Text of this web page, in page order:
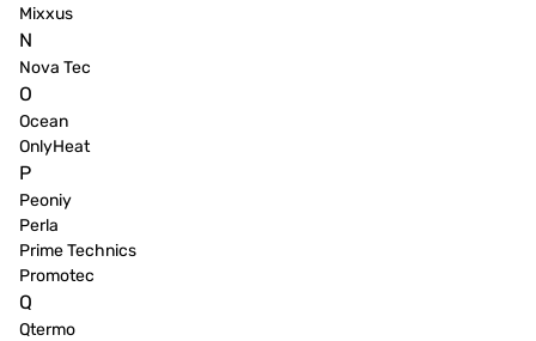
Mixxus
N
Nova Tec
O
Ocean
OnlyHeat
P
Peoniy
Perla
Prime Technics
Promotec
Q
Qtermo